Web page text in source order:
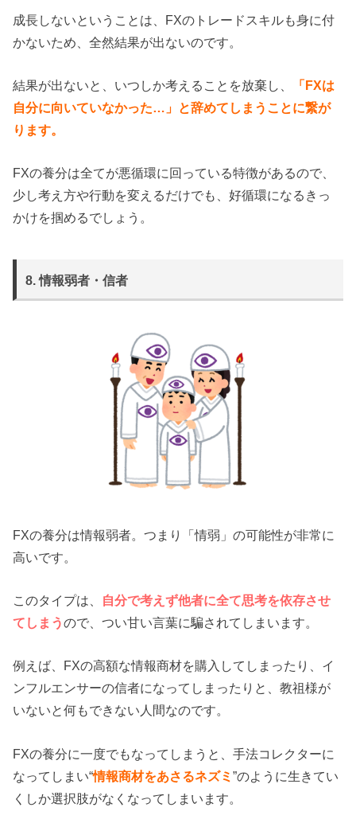
成長しないということは、FXのトレードスキルも身に付
かないため、全然結果が出ないのです。
結果が出ないと、いつしか考えることを放棄し、
「FXは
自分に向いていなかった…」と辞めてしまうことに繋が
ります。
FXの養分は全てが悪循環に回っている特徴があるので、
少し考え方や行動を変えるだけでも、好循環になるきっ
かけを掴めるでしょう。
8. 情報弱者・信者
FXの養分は情報弱者。つまり「情弱」の可能性が非常に
高いです。
このタイプは、 自分で考えず他者に全て思考を依存させ
てしまうので、つい甘い言葉に騙されてしまいます。
例えば、FXの高額な情報商材を購入してしまったり、イ
ンフルエンサーの信者になってしまったりと、教祖様が
いないと何もできない人間なのです。
FXの養分に一度でもなってしまうと、手法コレクターに
なってしまい“情報商材をあさるネズミ”のように生きてい
くしか選択肢がなくなってしまいます。